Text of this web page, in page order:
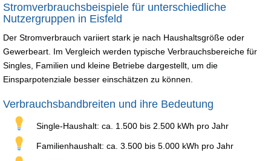
Stromverbrauchsbeispiele für unterschiedliche
Nutzergruppen in Eisfeld
Der Stromverbrauch variiert stark je nach Haushaltsgröße oder
Gewerbeart. Im Vergleich werden typische Verbrauchsbereiche für
Singles, Familien und kleine Betriebe dargestellt, um die
Einsparpotenziale besser einschätzen zu können.
Verbrauchsbandbreiten und ihre Bedeutung
Single-Haushalt: ca. 1.500 bis 2.500 kWh pro Jahr
Familienhaushalt: ca. 3.500 bis 5.000 kWh pro Jahr